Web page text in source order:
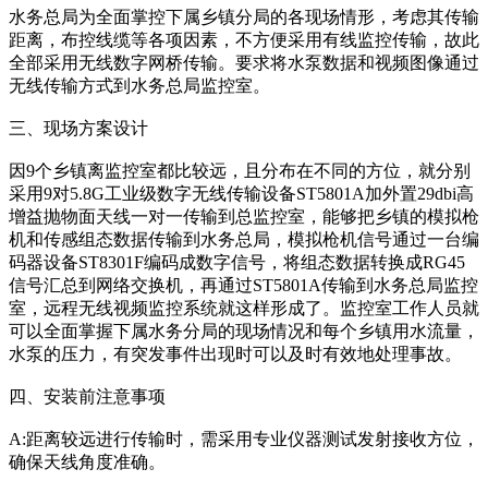
水务总局为全面掌控下属乡镇分局的各现场情形，考虑其传输
距离，布控线缆等各项因素，不方便采用有线监控传输，故此
全部采用无线数字网桥传输。要求将水泵数据和视频图像通过
无线传输方式到水务总局监控室。
三、现场方案设计
因9个乡镇离监控室都比较远，且分布在不同的方位，就分别
采用9对5.8G工业级数字无线传输设备ST5801A加外置29dbi高
增益抛物面天线一对一传输到总监控室，能够把乡镇的模拟枪
机和传感组态数据传输到水务总局，模拟枪机信号通过一台编
码器设备ST8301F编码成数字信号，将组态数据转换成RG45
信号汇总到网络交换机，再通过ST5801A传输到水务总局监控
室，远程无线视频监控系统就这样形成了。监控室工作人员就
可以全面掌握下属水务分局的现场情况和每个乡镇用水流量，
水泵的压力，有突发事件出现时可以及时有效地处理事故。
四、安装前注意事项
A:距离较远进行传输时，需采用专业仪器测试发射接收方位，
确保天线角度准确。